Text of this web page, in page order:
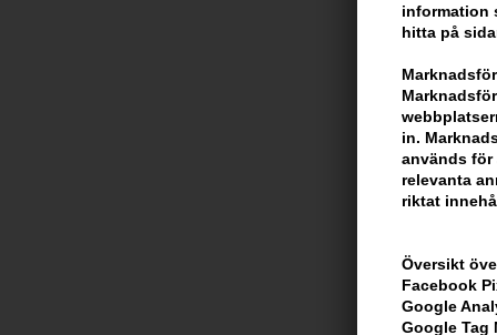
information
hitta på
in.
används för
relevanta
riktat
Översikt
Facebook
Google
Google Tag
Zenz Pure
50ml
Tidigare
404,00 SEK
Erbjudandet
13.08.26